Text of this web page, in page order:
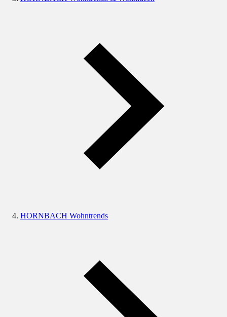
HORNBACH Wohntrends